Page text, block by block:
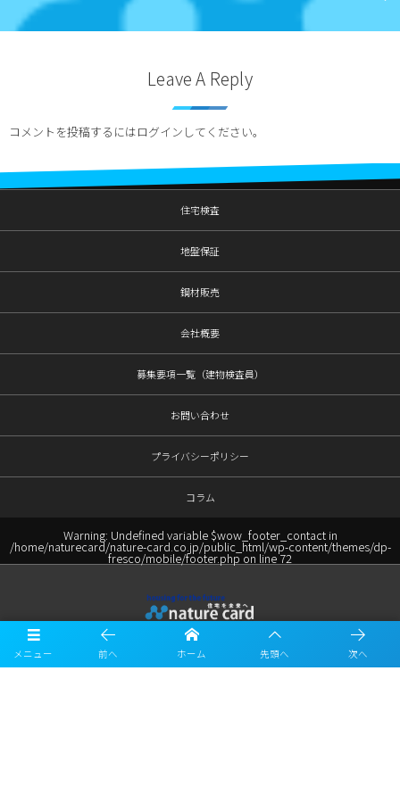
Leave A Reply
コメントを投稿するにはログイン してください。
メニュー 前へ ホーム 先頭へ 次へ
住宅検査
地盤保証
鋼材販売
会社概要
募集要項一覧（建物検査員）
お問い合わせ
プライバシーポリシー
コラム
Warning: Undefined variable $wow_footer_contact in
/home/naturecard/nature-card.co.jp/public_html/wp-content/themes/dp-
fresco/mobile/footer.phpon line72
〒461-0040
愛知県名古屋市東区矢田1丁目9番22号 1st麦ビル3F